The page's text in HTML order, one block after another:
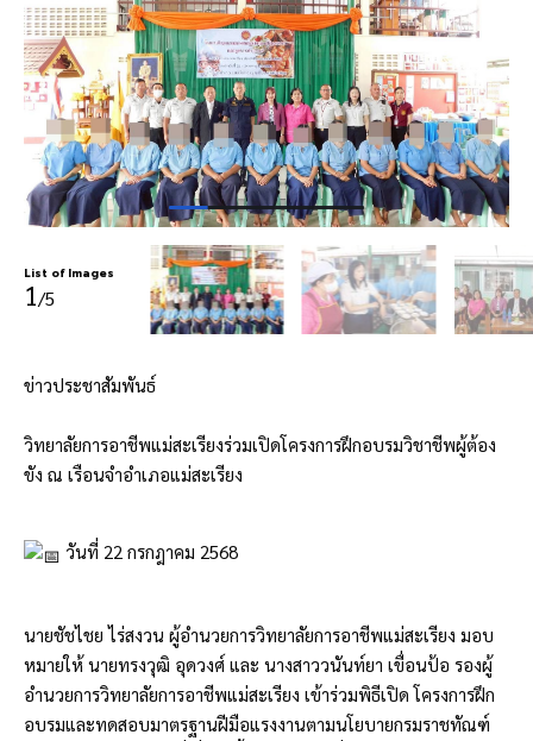
List of Images
1/5
ข่าวประชาสัมพันธ์
วิทยาลัยการอาชีพแม่สะเรียงร่วมเปิดโครงการฝึกอบรมวิชาชีพผู้ต้อง
ขัง ณ เรือนจำอำเภอแม่สะเรียง
วันที่ 22 กรกฎาคม 2568
นายชัชไชย ไร่สงวน ผู้อำนวยการวิทยาลัยการอาชีพแม่สะเรียง มอบ
หมายให้ นายทรงวุฒิ อุดวงศ์ และ นางสาววนันท์ยา เขื่อนป้อ รองผู้
อำนวยการวิทยาลัยการอาชีพแม่สะเรียง เข้าร่วมพิธีเปิด โครงการฝึก
อบรมและทดสอบมาตรฐานฝีมือแรงงานตามนโยบายกรมราชทัณฑ์